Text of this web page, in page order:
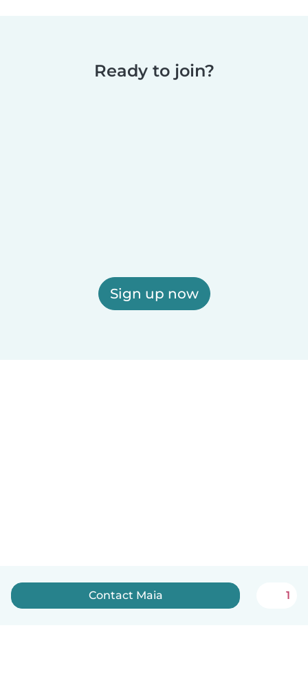
Ready to join?
Sign up now
Contact Maia 1